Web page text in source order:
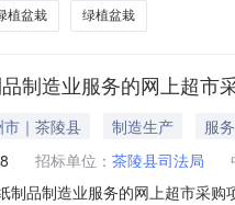
植盆栽 绿植盆栽
制造业服务的网上超市
｜茶陵县 制造生产
服务
招标单位： 茶陵县司法局
制品制造业服务的网上超市采